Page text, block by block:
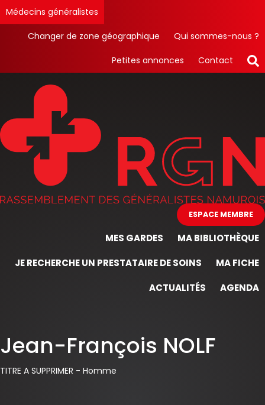
Médecins généralistes
Changer de zone géographique Qui sommes-nous ?
Petites annonces Contact
ESPACE MEMBRE
MES GARDES
MA BIBLIOTHÈQUE
JE RECHERCHE UN PRESTATAIRE DE SOINS
MA FICHE
ACTUALITÉS
AGENDA
Jean-François NOLF
TITRE A SUPPRIMER - Homme